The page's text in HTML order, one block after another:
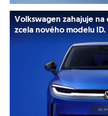
Volkswagen zahajuje
zcela nového modelu ID.